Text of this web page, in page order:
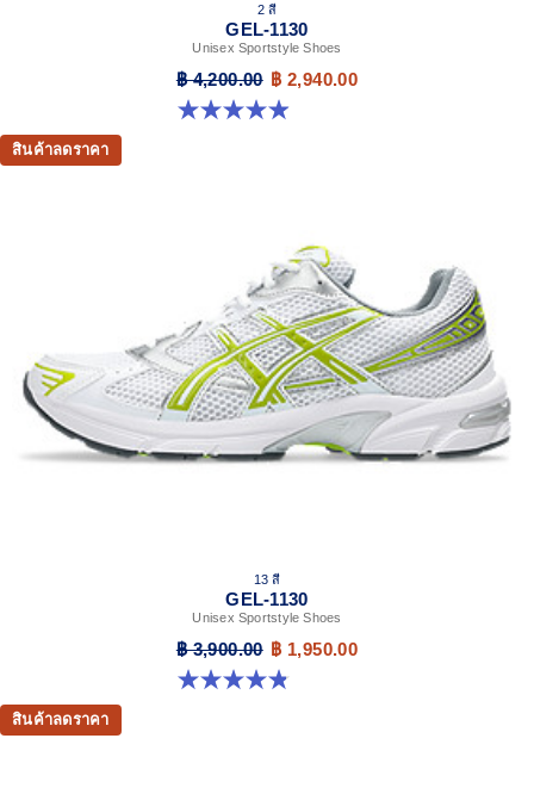
2 สี
GEL-1130
Unisex Sportstyle Shoes
฿ 4,200.00 ฿ 2,940.00
4.9 จาก 5 ดาว 28 รีวิว
สินค้าลดราคา
13 สี
GEL-1130
Unisex Sportstyle Shoes
฿ 3,900.00 ฿ 1,950.00
4.8 จาก 5 ดาว 401 รีวิว
สินค้าลดราคา